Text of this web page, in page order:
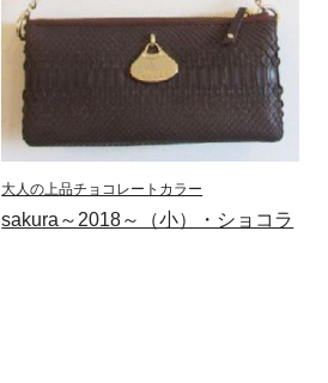
大人の上品チョコレートカラー
sakura～2018～（小）・ショコラ